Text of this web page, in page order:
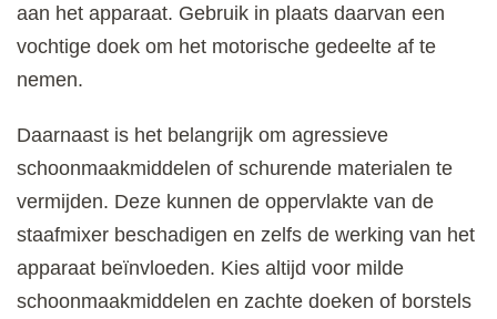
aan het apparaat. Gebruik in plaats daarvan een
vochtige doek om het motorische gedeelte af te
nemen.
Daarnaast is het belangrijk om agressieve
schoonmaakmiddelen of schurende materialen te
vermijden. Deze kunnen de oppervlakte van de
staafmixer beschadigen en zelfs de werking van het
apparaat beïnvloeden. Kies altijd voor milde
schoonmaakmiddelen en zachte doeken of borstels